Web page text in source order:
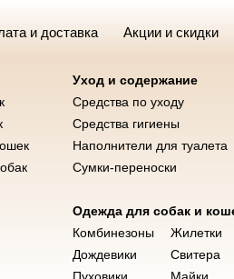
и доставка Акции и скидки
Игрушки
Одежда для собак и
Комбинезоны
Пуховики
Дождевики
Свитера
Майки
Сумки-переноски
Жилетки
Уход и содержание
Наполнители для туалета
Средства по уходу
Средства гигиены
для собаки с